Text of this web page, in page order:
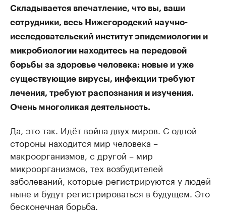
Складывается впечатление, что вы, ваши
сотрудники, весь Нижегородский научно-
исследовательский институт эпидемиологии и
микробиологии находитесь на передовой
борьбы за здоровье человека: новые и уже
существующие вирусы, инфекции требуют
лечения, требуют распознания и изучения.
Очень многоликая деятельность.
Да, это так. Идёт война двух миров. С одной
стороны находится мир человека –
макроорганизмов, с другой – мир
микроорганизмов, тех возбудителей
заболеваний, которые регистрируются у людей
ныне и будут регистрироваться в будущем. Это
бесконечная борьба.